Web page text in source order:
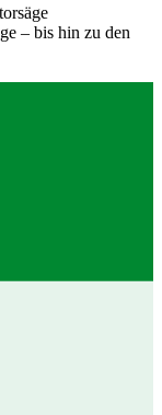
– bis hin zu den